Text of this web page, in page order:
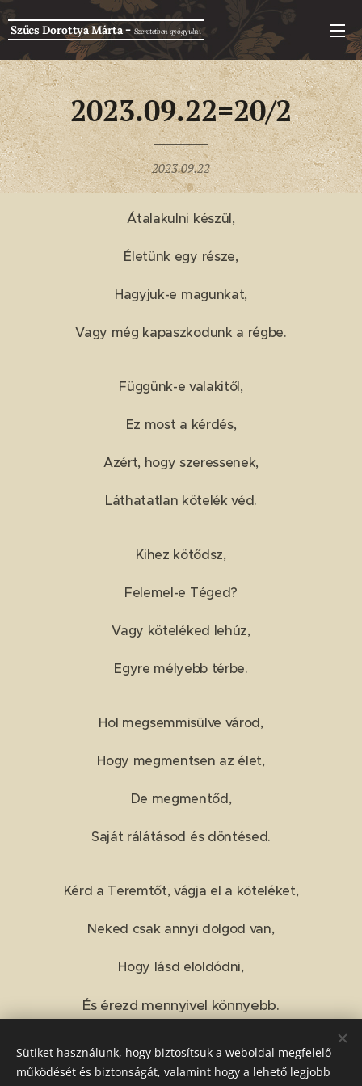
Szűcs Dorottya Márta-Szeretetben gyógyulni
2023.09.22=20/2
2023.09.22
Átalakulni készül,
Életünk egy része,
Hagyjuk-e magunkat,
Vagy még kapaszkodunk a régbe.
Függünk-e valakitől,
Ez most a kérdés,
Azért, hogy szeressenek,
Láthatatlan kötelék véd.
Kihez kötődsz,
Felemel-e Téged?
Vagy köteléked lehúz,
Egyre mélyebb térbe.
Hol megsemmisülve várod,
Hogy megmentsen az élet,
De megmentőd,
Saját rálátásod és döntésed.
Kérd a Teremtőt, vágja el a köteléket,
Neked csak annyi dolgod van,
Hogy lásd eloldódni,
És érezd mennyivel könnyebb.
Share
Sütiket használunk, hogy biztosítsuk a weboldal megfelelő
működését és biztonságát, valamint hogy a lehető legjobb